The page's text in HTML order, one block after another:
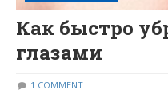
Как быстро
глазами
1 COMMENT